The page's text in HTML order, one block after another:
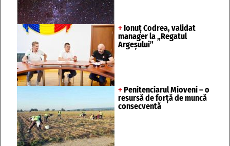
+ Ionuț Codrea, validat
manager la „Regatul
Argeșului”
+ Penitenciarul Mioveni – o
resursă de forță de muncă
consecventă